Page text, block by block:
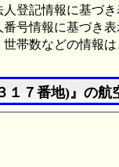
登記情報に基づき
号情報に基づき表
帯数などの情報
１７番地)』の航